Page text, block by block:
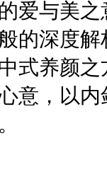
爱与美
的深度
式养颜
意，以